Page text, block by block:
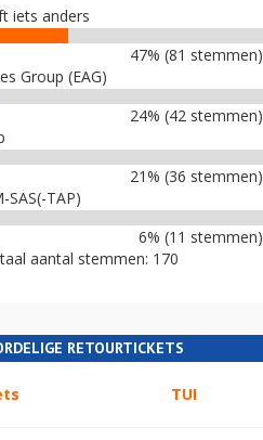
iets anders
47% (81 stemmen)
Group (EAG)
24% (42 stemmen)
21% (36 stemmen)
SAS(-TAP)
6% (11 stemmen)
aantal stemmen: 170
RETOURTICKETS
TUI